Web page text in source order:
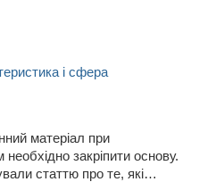
і сфера
матеріал при
закріпити основу.
статтю про те, які